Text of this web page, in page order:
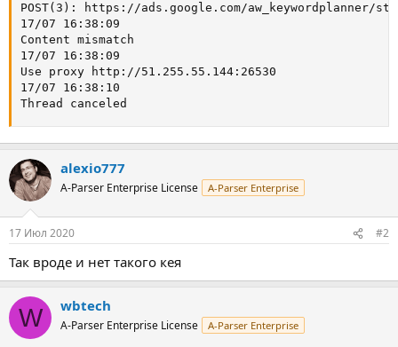
POST(3): https://ads.google.com/aw_keywordplanner/
17/07 16:38:09
Content mismatch
17/07 16:38:09
Use proxy http://51.255.55.144:26530
17/07 16:38:10
Thread canceled
alexio777
A-Parser Enterprise License A-Parser Enterprise
17 Июл 2020 #2
Так вроде и нет такого кея
W wbtech
A-Parser Enterprise License A-Parser Enterprise